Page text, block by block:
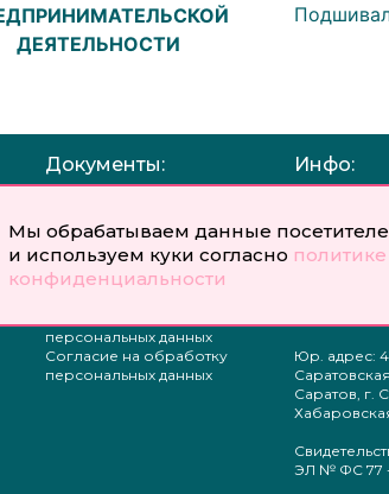
Мы обрабатываем данные
и используем куки согласно политике
конфиденциальности
ДЕЯТЕЛЬНОСТИ
Документы:
персональных данных
Пользовательское
соглашение
Политика
персональных данных
Согласие на обработку
персональных данных
Инфо:
Юр. адрес:
Саратов, г.
ЭЛ № ФС 77 -